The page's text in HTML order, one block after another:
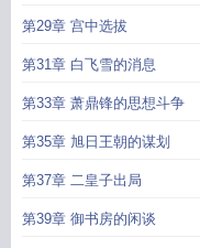
第29章 宫中选拔
第31章 白飞雪的消息
第33章 萧鼎锋的思想斗争
第35章 旭日王朝的谋划
第37章 二皇子出局
第39章 御书房的闲谈